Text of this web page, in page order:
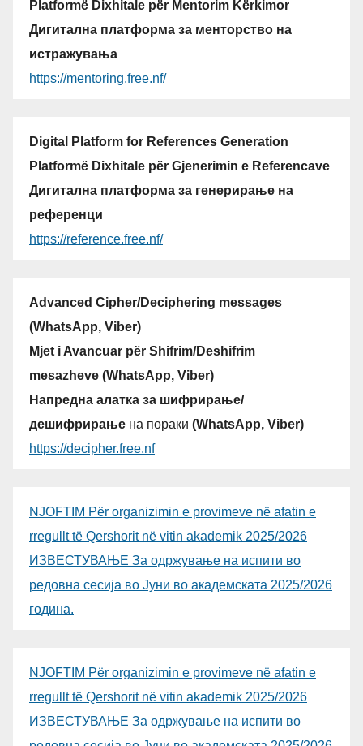
Platformë Dixhitale për Mentorim Kërkimor
Дигитална платформа за менторство на
истражувања
https://mentoring.free.nf/
Digital Platform for References Generation
Platformë Dixhitale për Gjenerimin e Referencave
Дигитална платформа за генерирање на
референци
https://reference.free.nf/
Advanced Cipher/Deciphering messages
(WhatsApp, Viber)
Mjet i Avancuar për Shifrim/Deshifrim
mesazheve (WhatsApp, Viber)
Напредна алатка за шифрирање/
дешифрирање на пораки (WhatsApp, Viber)
https://decipher.free.nf
NJOFTIM Për organizimin e provimeve në afatin e
rregullt të Qershorit në vitin akademik 2025/2026
ИЗВЕСТУВАЊЕ За одржување на испити во
редовна сесија во Јуни во академската 2025/2026
година.
NJOFTIM Për organizimin e provimeve në afatin e
rregullt të Qershorit në vitin akademik 2025/2026
ИЗВЕСТУВАЊЕ За одржување на испити во